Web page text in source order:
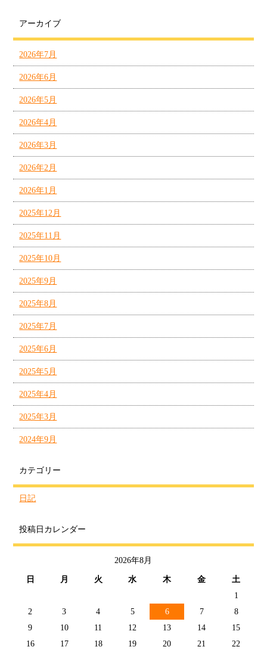
アーカイブ
2026年7月
2026年6月
2026年5月
2026年4月
2026年3月
2026年2月
2026年1月
2025年12月
2025年11月
2025年10月
2025年9月
2025年8月
2025年7月
2025年6月
2025年5月
2025年4月
2025年3月
2024年9月
カテゴリー
日記
投稿日カレンダー
2026年8月
日 月 火 水 木 金
土
1
2
3 4 5 6 7
8
9
10 11 12 13 14
15
16
17 18 19 20 21
22